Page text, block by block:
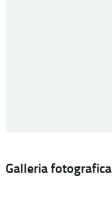
Galleria fotografica